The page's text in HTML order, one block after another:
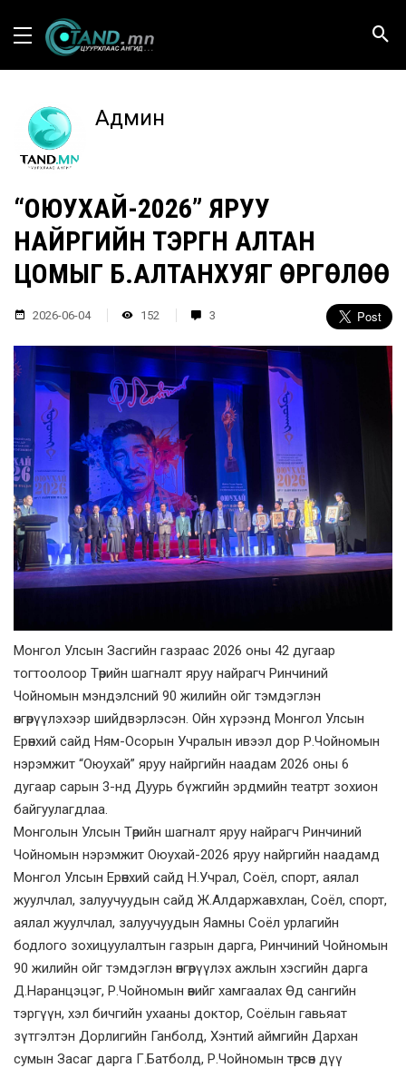
Админ
“ОЮУХАЙ-2026” ЯРУУ
НАЙРГИЙН ТЭРГҮҮН АЛТАН
ЦОМЫГ Б.АЛТАНХУЯГ ӨРГӨЛӨӨ
2026-06-04 152 3
Монгол Улсын Засгийн газраас 2026 оны 42 дугаар
тогтоолоор Төрийн шагналт яруу найрагч Ринчиний
Чойномын мэндэлсний 90 жилийн ойг тэмдэглэн
өнгөрүүлэхээр шийдвэрлэсэн. Ойн хүрээнд Монгол Улсын
Ерөнхий сайд Ням-Осорын Учралын ивээл дор Р.Чойномын
нэрэмжит “Оюухай” яруу найргийн наадам 2026 оны 6
дугаар сарын 3-нд Дуурь бүжгийн эрдмийн театрт зохион
байгуулагдлаа.
Монголын Улсын Төрийн шагналт яруу найрагч Ринчиний
Чойномын нэрэмжит Оюухай-2026 яруу найргийн наадамд
Монгол Улсын Ерөнхий сайд Н.Учрал, Соёл, спорт, аялал
жуулчлал, залуучуудын сайд Ж.Алдаржавхлан, Соёл, спорт,
аялал жуулчлал, залуучуудын Яамны Соёл урлагийн
бодлого зохицуулалтын газрын дарга, Ринчиний Чойномын
90 жилийн ойг тэмдэглэн өнгөрүүлэх ажлын хэсгийн дарга
Д.Наранцэцэг, Р.Чойномын өвийг хамгаалах Өд сангийн
тэргүүн, хэл бичгийн ухааны доктор, Соёлын гавьяат
зүтгэлтэн Дорлигийн Ганболд, Хэнтий аймгийн Дархан
сумын Засаг дарга Г.Батболд, Р.Чойномын төрсөн дүү